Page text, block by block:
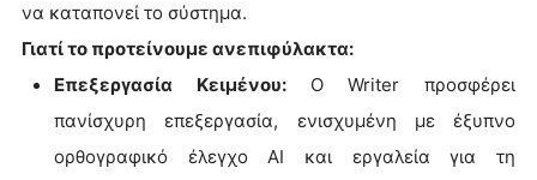
να καταπονεί το σύστημα.
Γιατί το προτείνουμε ανεπιφύλακτα:
Επεξεργασία Κειμένου: Ο Writer προσφέρει
πανίσχυρη επεξεργασία, ενισχυμένη με έξυπνο
ορθογραφικό έλεγχο AI και εργαλεία για τη